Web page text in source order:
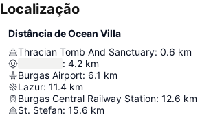
Localização
Distância de Ocean Villa
Thracian Tomb And Sanctuary: 0.6 km
: 4.2 km
Burgas Airport: 6.1 km
Lazur: 11.4 km
Burgas Central Railway Station: 12.6 km
St. Stefan: 15.6 km